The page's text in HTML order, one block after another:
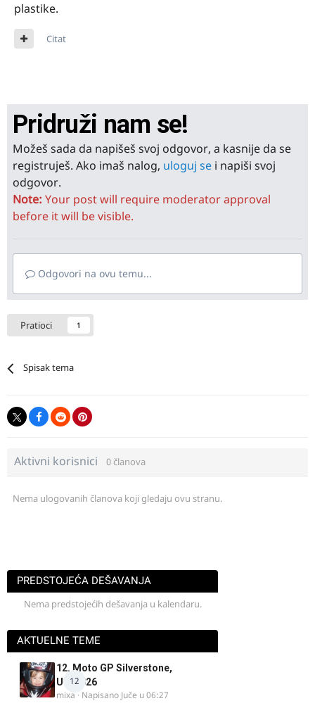
plastike.
Citat
Pridruži nam se!
Možeš sada da napišeš svoj odgovor, a kasnije da se
registruješ. Ako imaš nalog, uloguj se i napiši svoj
odgovor.
Note: Your post will require moderator approval
before it will be visible.
Odgovori na ovu temu...
Pratioci 1
Spisak tema
Aktivni korisnici 0 članova
Nema ulogovanih članova koji gledaju ovu stranu.
PREDSTOJEĆA DEŠAVANJA
Nema predstojećih dešavanja u kalendaru.
AKTUELNE TEME
12
12. Moto GP Silverstone,
UK, 2026
mixa · Napisano Juče u 06:27